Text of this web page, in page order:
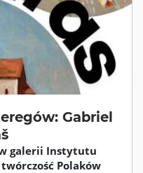
Gabriel
galerii Instytutu
Polaków